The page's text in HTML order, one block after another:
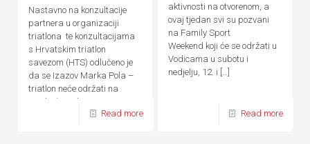
Nastavno na konzultacije
partnera u organizaciji
triatlona te konzultacijama
s Hrvatskim triatlon
savezom (HTS) odlučeno je
da se Izazov Marka Pola –
triatlon neće održati na
predviđene datume, 24. – 26.
Read more
aktivnosti na otvorenom, a
ovaj tjedan svi su pozvani
na Family Sport
Weekend koji će se održati u
Vodicama u subotu i
nedjelju, 12. i
Read more